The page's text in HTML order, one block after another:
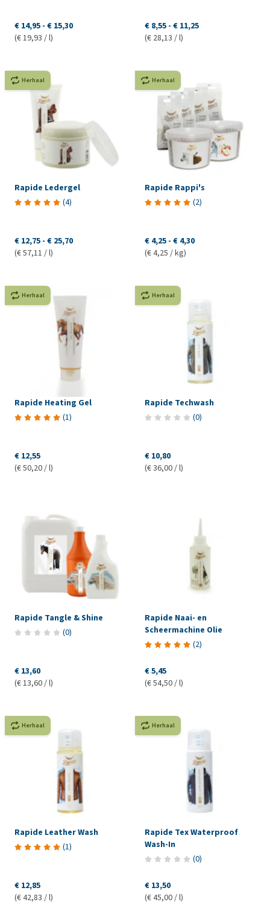
€ 14,95 - € 15,30
(€ 19,93 / l)
€ 8,55 - € 11,25
(€ 28,13 / l)
Herhaal
Rapide Ledergel
(4)
€ 12,75 - € 25,70
(€ 57,11 / l)
Herhaal
Rapide Rappi's
(2)
€ 4,25 - € 4,30
(€ 4,25 / kg)
Herhaal
Rapide Heating Gel
(1)
€ 12,55
(€ 50,20 / l)
Herhaal
Rapide Techwash
(0)
€ 10,80
(€ 36,00 / l)
Rapide Tangle & Shine
(0)
€ 13,60
(€ 13,60 / l)
Rapide Naai- en
Scheermachine Olie
(2)
€ 5,45
(€ 54,50 / l)
Herhaal
Rapide Leather Wash
(1)
€ 12,85
(€ 42,83 / l)
Herhaal
Rapide Tex Waterproof
Wash-In
(0)
€ 13,50
(€ 45,00 / l)